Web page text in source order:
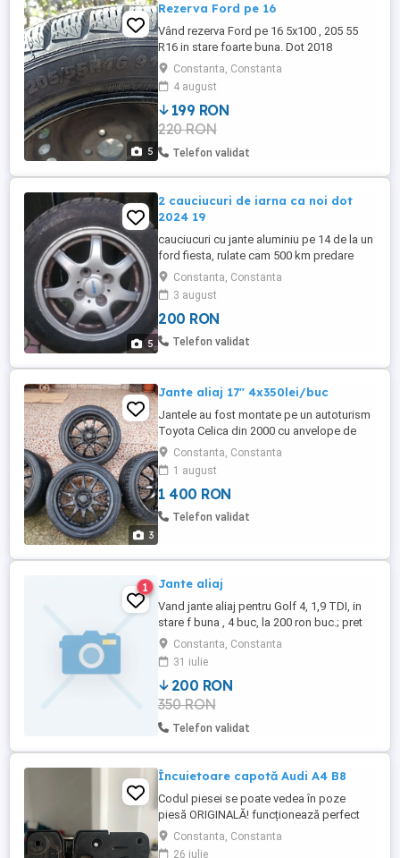
5
Rezerva Ford pe 16
Vând rezerva Ford pe 16 5x100 , 205 55
R16 in stare foarte buna. Dot 2018
cauciucul nu are crăpături sau fisuri.
Constanta, Constanta
4 august
199 RON
220 RON
Telefon validat
5
2 cauciucuri de iarna ca noi dot
2024 19
cauciucuri cu jante aluminiu pe 14 de la un
ford fiesta, rulate cam 500 km predare
personala
Constanta, Constanta
3 august
200 RON
Telefon validat
3
Jante aliaj 17" 4x350lei/buc
Jantele au fost montate pe un autoturism
Toyota Celica din 2000 cu anvelope de
215/45 R17. Predare personala.
Constanta, Constanta
1 august
1 400 RON
Telefon validat
1 Jante aliaj
Vand jante aliaj pentru Golf 4, 1,9 TDI, in
stare f buna , 4 buc, la 200 ron buc.; pret
negociabil.
Constanta, Constanta
31 iulie
200 RON
350 RON
Telefon validat
Încuietoare capotă Audi A4 B8
Codul piesei se poate vedea în poze
piesă ORIGINALĂ! funcționează perfect
Constanta, Constanta
26 iulie